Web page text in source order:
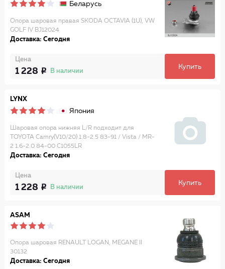
Беларусь
Опора шаровая правая SKODA OCTAVIA (1U), VW
GOLF IV BJ12024
Доставка: Сегодня
Цена
1 228 В наличии
Купить
LYNX
Япония
Шаровая опора нижняя L/R подходит для
TOYOTA Camry(V10/20) 1.8-2.5 83-91 / Vista / MR-
2 1.6-2.0 84-00 C1055LR
Доставка: Сегодня
Цена
1 228 В наличии
Купить
ASAM
Опора шаровая RENAULT LOGAN, MEGANE II
30132
Доставка: Сегодня